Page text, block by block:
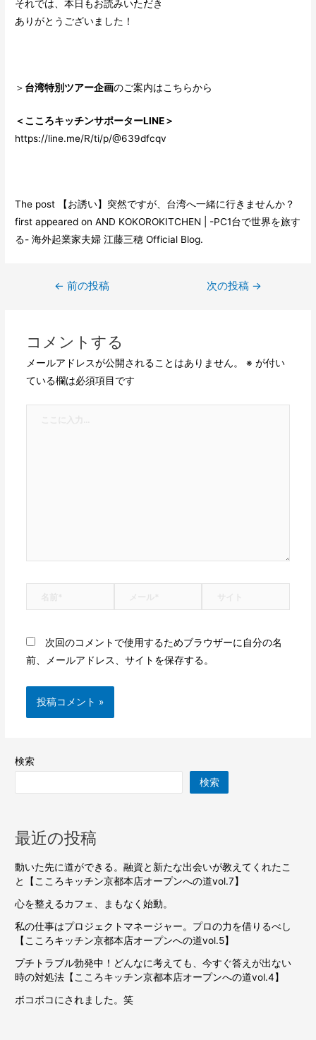
それでは、本日もお読みいただき
ありがとうございました！
＞ 台湾特別ツアー企画のご案内はこちらから
＜こころキッチンサポーターLINE＞
https://line.me/R/ti/p/@639dfcqv
The post
【お誘い】突然ですが、台湾へ一緒に行きませんか？
first appeared onAND KOKOROKITCHEN | -PC1台で世界を旅す
る- 海外起業家夫婦 江藤三穂 Official Blog.
← 前の投稿 次の投稿 →
コメントする
メールアドレスが公開されることはありません。 ※ が付い
ている欄は必須項目です
次回のコメントで使用するためブラウザーに自分の名
前、メールアドレス、サイトを保存する。
検索
検索
最近の投稿
動いた先に道ができる。融資と新たな出会いが教えてくれたこ
と【こころキッチン京都本店オープンへの道vol.7】
心を整えるカフェ、まもなく始動。
私の仕事はプロジェクトマネージャー。プロの力を借りるべし
【こころキッチン京都本店オープンへの道vol.5】
プチトラブル勃発中！どんなに考えても、今すぐ答えが出ない
時の対処法【こころキッチン京都本店オープンへの道vol.4】
ボコボコにされました。笑